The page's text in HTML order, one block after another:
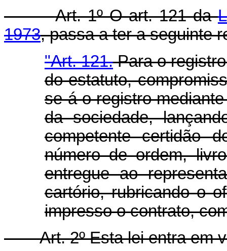
Art. 1º O art. 121 da
1973, passa a ter a seguinte
"Art. 121.Para o
do estatuto,
se-á o registro
da sociedade,
competente certidão
número de ordem,
entregue ao
cartório, rubricando o
impresso o contrato,
Art. 2º Esta lei entra em